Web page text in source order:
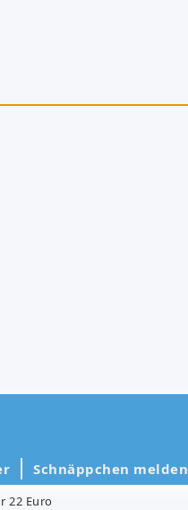
Schnäppchen melden
22 Euro